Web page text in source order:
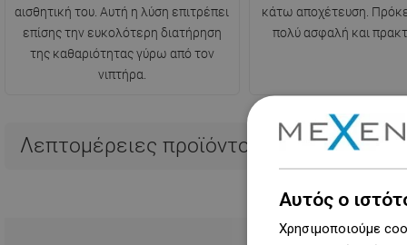
αισθητική του. Αυτή η λύση επιτρέπει
επίσης την ευκολότερη διατήρηση
της καθαριότητας γύρω από τον
νιπτήρα.
κάτω αποχέτευση.
πολύ ασφαλή και
Λεπτομέρειες προϊόντος
Αυτός ο
Χρησιμοποιούμε